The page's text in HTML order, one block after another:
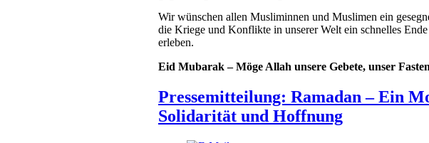
Wir wünschen allen Musliminnen und Muslimen ein
die Kriege und Konflikte in unserer Welt ein schnelles
erleben.
Eid Mubarak – Möge Allah unsere Gebete, unser
Pressemitteilung: Ramadan – Ein
Solidarität und Hoffnung